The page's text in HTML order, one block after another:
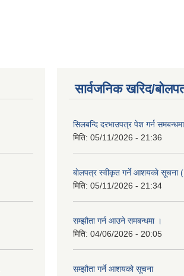
सार्वजनिक खरिद/
सिलबन्दि दरभाउपत्र पेश गर्न
मिति: 05/11/2026 - 21:36
बाेलपत्र स्वीकृत गर्ने आशयकाे सूचना
मिति: 05/11/2026 - 21:34
सम्झौता गर्न आउने समबन्धमा ।
मिति: 04/06/2026 - 20:05
सम्झौता गर्ने आशयको सूचना